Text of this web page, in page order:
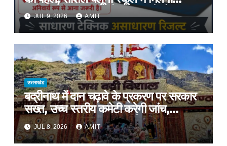
प्रशिक्षण, 10 जुलाई को सुबह 8 से होगा
प्रशिक्षण, प्रीतम भरतवाण ने भी मुहिम को दिया
समर्थन
JUL 9, 2026 AMIT
उत्तराखंड
बद्रीनाथ में दान चढ़ावे के प्रकरण पर सरकार
सख्त, उच्च स्तरीय कमेटी करेगी जांच,
अनुशासनहीनता पर एक कार्मिक निलंबित
JUL 8, 2026 AMIT